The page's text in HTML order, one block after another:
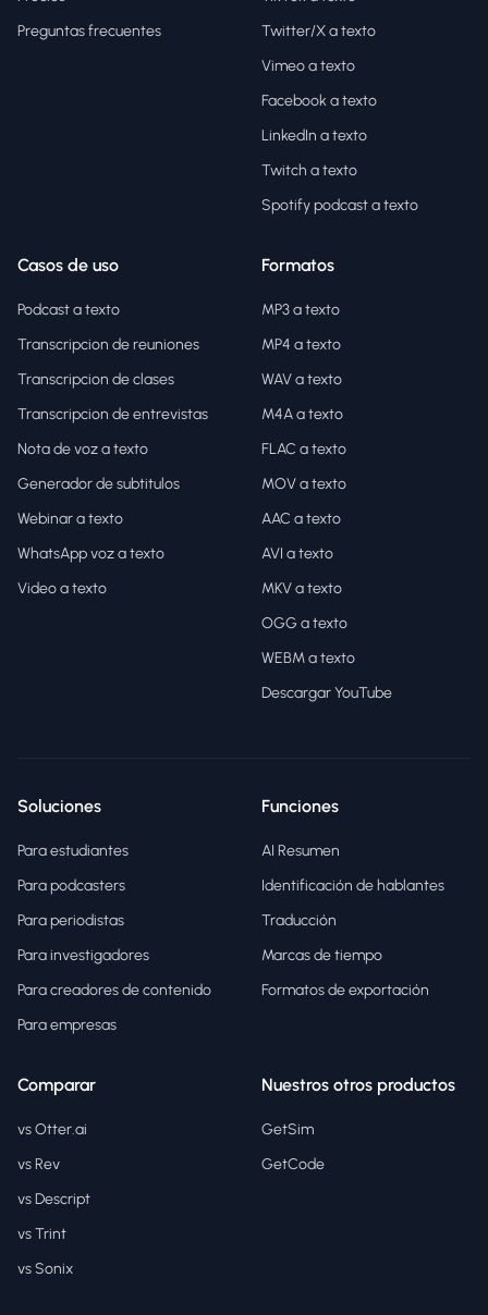
Preguntas frecuentes
Twitter/X a texto
Vimeo a texto
Facebook a texto
LinkedIn a texto
Twitch a texto
Spotify podcast a texto
Casos de uso
Podcast a texto
Transcripcion de reuniones
Transcripcion de clases
Transcripcion de entrevistas
Nota de voz a texto
Generador de subtitulos
Webinar a texto
WhatsApp voz a texto
Video a texto
Formatos
MP3 a texto
MP4 a texto
WAV a texto
M4A a texto
FLAC a texto
MOV a texto
AAC a texto
AVI a texto
MKV a texto
OGG a texto
WEBM a texto
Descargar YouTube
Soluciones
Para estudiantes
Para podcasters
Para periodistas
Para investigadores
Para creadores de contenido
Para empresas
Funciones
AI Resumen
Identificación de hablantes
Traducción
Marcas de tiempo
Formatos de exportación
Comparar
vs Otter.ai
vs Rev
vs Descript
vs Trint
vs Sonix
Nuestros otros productos
GetSim
GetCode